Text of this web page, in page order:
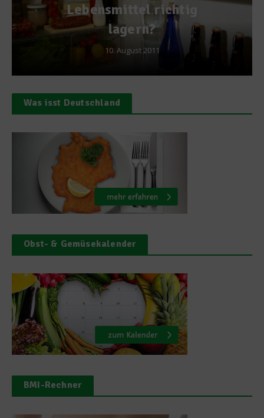
Lebensmittel richtig
lagern?
10. August 2011
Was isst Deutschland
Obst- & Gemüsekalender
BMI-Rechner